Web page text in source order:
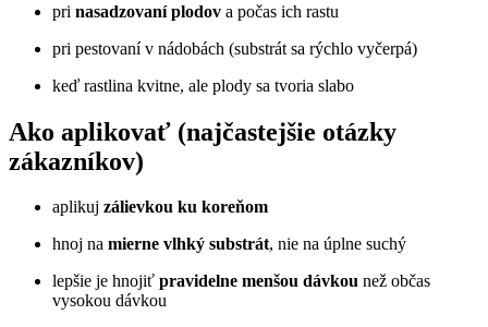
pri nasadzovaní plodov a počas ich rastu
pri pestovaní v nádobách (substrát sa rýchlo vyčerpá)
keď rastlina kvitne, ale plody sa tvoria slabo
Ako aplikovať (najčastejšie otázky
zákazníkov)
aplikuj zálievkou ku koreňom
hnoj na mierne vlhký substrát, nie na úplne suchý
lepšie je hnojiť pravidelne menšou dávkou než občas
vysokou dávkou